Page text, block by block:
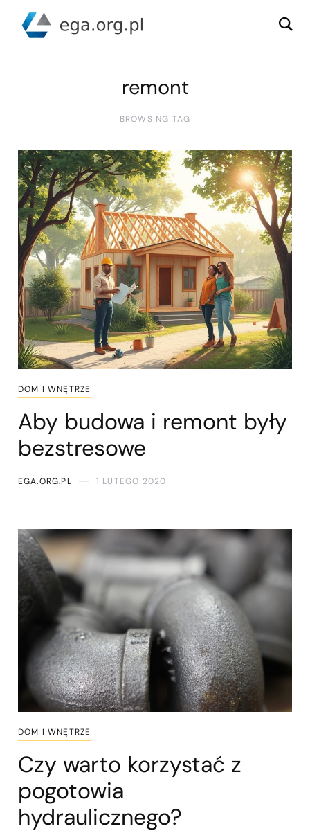
remont
BROWSING TAG
DOM I WNĘTRZE
Aby budowa i remont były
bezstresowe
EGA.ORG.PL 1 LUTEGO 2020
DOM I WNĘTRZE
Czy warto korzystać z
pogotowia
hydraulicznego?